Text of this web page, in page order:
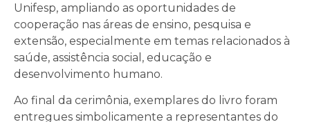
Unifesp, ampliando as oportunidades de
cooperação nas áreas de ensino, pesquisa e
extensão, especialmente em temas relacionados à
saúde, assistência social, educação e
desenvolvimento humano.
Ao final da cerimônia, exemplares do livro foram
entregues simbolicamente a representantes do